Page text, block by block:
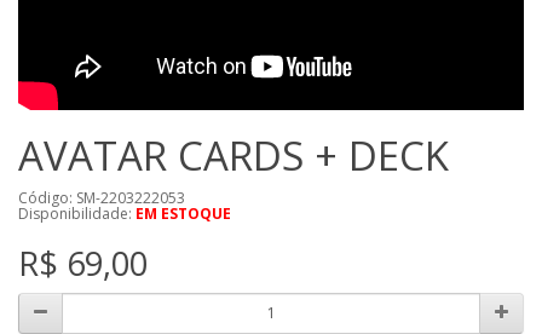
AVATAR CARDS + DECK
Código: SM-2203222053
Disponibilidade: EM ESTOQUE
R$ 69,00